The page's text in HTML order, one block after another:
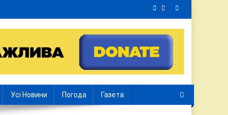
Усі Новини Погода Газета